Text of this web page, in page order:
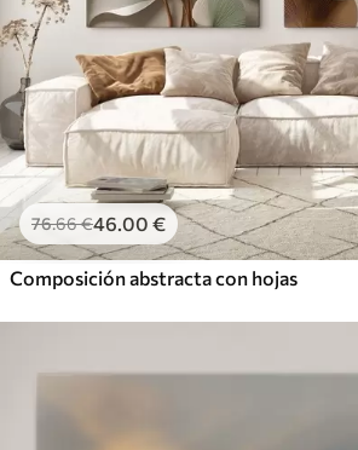
76.66€46.00 €
Composición abstracta con hojas